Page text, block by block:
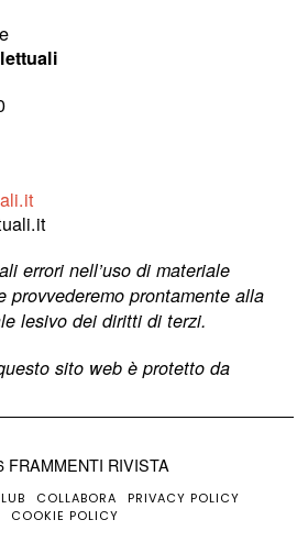
errori nell’uso di materiale
provvederemo prontamente alla
lesivo dei diritti di terzi.
sito web è protetto da
FRAMMENTI RIVISTA
COLLABORA
PRIVACY POLICY
COOKIE POLICY